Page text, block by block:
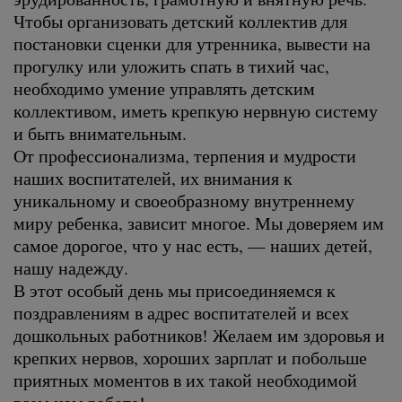
Чтобы организовать детский коллектив для
постановки сценки для утренника, вывести на
прогулку или уложить спать в тихий час,
необходимо умение управлять детским
коллективом, иметь крепкую нервную систему
и быть внимательным.
От профессионализма, терпения и мудрости
наших воспитателей, их внимания к
уникальному и своеобразному внутреннему
миру ребенка, зависит многое. Мы доверяем им
самое дорогое, что у нас есть, — наших детей,
нашу надежду.
В этот особый день мы присоединяемся к
поздравлениям в адрес воспитателей и всех
дошкольных работников! Желаем им здоровья и
крепких нервов, хороших зарплат и побольше
приятных моментов в их такой необходимой